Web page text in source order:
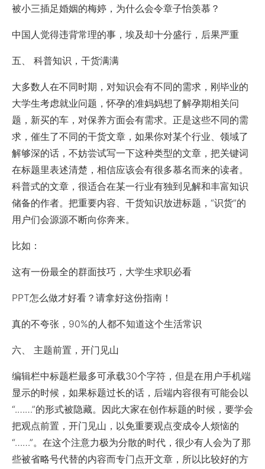
被小三插足婚姻的梅婷，为什么会令章子怡羡慕？
中国人觉得违背常理的事，埃及却十分盛行，后果严重
五、 科普知识，干货满满
大多数人在不同时期，对知识会有不同的需求，刚毕业的
大学生考虑就业问题，怀孕的准妈妈想了解孕期相关问
题，新买的车，对保养方面会有需求。正是这些不同的需
求，催生了不同的干货文章，如果你对某个行业、领域了
解够深的话，不妨尝试写一下这种类型的文章，把关键词
在标题里表述清楚，相信应该会有很多慕名而来的读者。
科普式的文章，很适合在某一行业有独到见解和丰富知识
储备的作者。把重要内容、干货知识放进标题，“识货”的
用户们会源源不断向你奔来。
比如：
这有一份最全的群面技巧，大学生求职必看
PPT怎么做才好看？请拿好这份指南！
真的不夸张，90%的人都不知道这个生活常识
六、 主题前置，开门见山
编辑栏中标题栏最多可承载30个字符，但是在用户手机端
显示的时候，如果标题过长的话，后端内容很有可能会以
“.……”的形式被隐藏。因此大家在创作标题的时候，要学会
把观点前置，开门见山，以免重要观点变成令人烦恼的
“……”。在这个注意力极为分散的时代，很少有人会为了那
些被省略号代替的内容而专门点开文章，所以比较好的方